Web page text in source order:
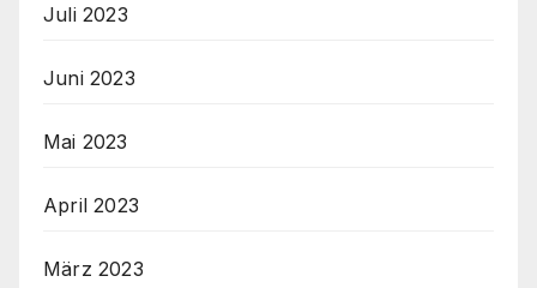
Juli 2023
Juni 2023
Mai 2023
April 2023
März 2023